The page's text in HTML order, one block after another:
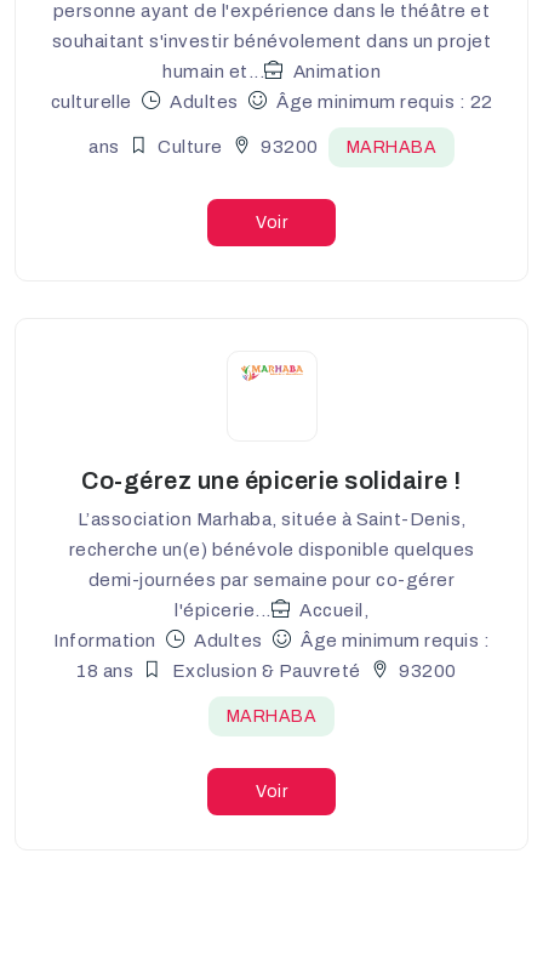
personne ayant de l'expérience dans le théâtre et
souhaitant s'investir bénévolement dans un projet
humain et...
Animation
culturelle
Adultes Âge minimum requis : 22
ans Culture 93200 MARHABA
Voir
Co-gérez une épicerie solidaire !
L’association Marhaba, située à Saint-Denis,
recherche un(e) bénévole disponible quelques
demi-journées par semaine pour co-gérer
l'épicerie...
Accueil,
Information
Adultes
Âge minimum requis :
18 ans
Exclusion & Pauvreté 93200
MARHABA
Voir